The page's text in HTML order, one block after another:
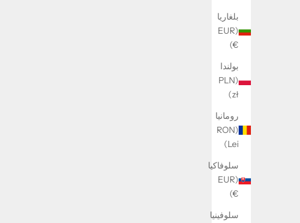
بلغاريا
(EUR
€)
بولندا
(PLN
zł)
رومانيا
(RON
Lei)
سلوفاكيا
(EUR
€)
سلوفينيا